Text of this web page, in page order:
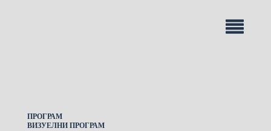
ПРОГРАМ
ВИЗУЕЛНИ ПРОГРАМ